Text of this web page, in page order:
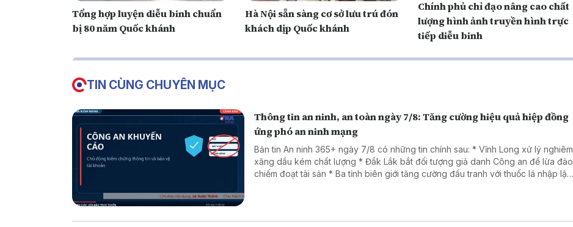
Tổng hợp luyện diễu binh chuẩn
bị 80 năm Quốc khánh
Hà Nội sẵn sàng cơ sở lưu trú đón
khách dịp Quốc khánh
Chính phủ chỉ đạo nâng cao chất
lượng hình ảnh truyền hình trực
tiếp diễu binh
TIN CÙNG CHUYÊN MỤC
Thông tin an ninh, an toàn ngày 7/8: Tăng cường hiệu quả hiệp đồng
ứng phó an ninh mạng
Bản tin An ninh 365+ ngày 7/8 có những tin chính sau: * Vĩnh Long xử lý nghiêm
xăng dầu kém chất lượng * Đắk Lắk bắt đối tượng giả danh Công an để lừa đảo
chiếm đoạt tài sản * Ba tỉnh biên giới tăng cường đấu tranh với thuốc lá nhập lậu